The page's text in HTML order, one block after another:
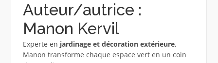
Auteur/autrice :
Manon Kervil
Experte en jardinage et décoration extérieure,
Manon transforme chaque espace vert en un coin